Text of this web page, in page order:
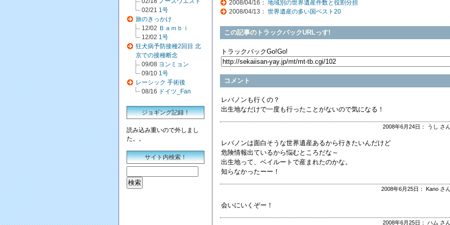
02/21 1号
旅のきっかけ
12/02 Ｂａｍｂｉ
12/02 1号
狂犬病予防接種2回目 北
京での接種断念
09/08 ヨンミョン
09/10 1号
レーシック 手術後
08/16 ドイツ_Fan
ジョギング記録！
読み込み重いので外しまし
た。。
サイト内検索！
2008/04/16： 地域別の世界遺産件数と役割分担
2008/04/13： 世界遺産の多い国ベスト20
この記事のトラックバックURLっす!
トラックバックGo!Go!
コメント
レバノンも行くの？
出生地なだけで一度も行ったことがないので気になる！
2008年6月24日： うし さん
レバノンは面白そうな世界遺産あるから行きたいんだけど
危険情報出ているから悩むところだな～
出生地って、ベイルートで産まれたのかな。
知らなかったーー！
2008年6月25日： Kano さん
会いにいくぞー！
2008年6月25日： ハム さん